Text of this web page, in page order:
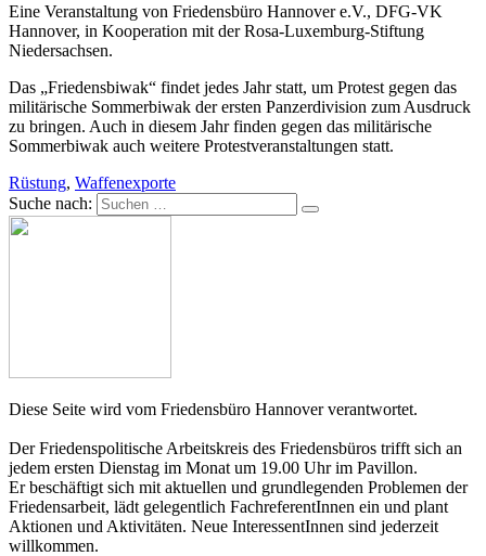
Eine Veranstaltung von Friedensbüro Hannover e.V., DFG-VK
Hannover, in Kooperation mit der Rosa-Luxemburg-Stiftung
Niedersachsen.
Das „Friedensbiwak“ findet jedes Jahr statt, um Protest gegen das
militärische Sommerbiwak der ersten Panzerdivision zum Ausdruck
zu bringen. Auch in diesem Jahr finden gegen das militärische
Sommerbiwak auch weitere Protestveranstaltungen statt.
Rüstung, Waffenexporte
Suche nach:
Diese Seite wird vom Friedensbüro Hannover verantwortet.
Der Friedenspolitische Arbeitskreis des Friedensbüros trifft sich an
jedem ersten Dienstag im Monat um 19.00 Uhr im Pavillon.
Er beschäftigt sich mit aktuellen und grundlegenden Problemen der
Friedensarbeit, lädt gelegentlich FachreferentInnen ein und plant
Aktionen und Aktivitäten. Neue InteressentInnen sind jederzeit
willkommen.